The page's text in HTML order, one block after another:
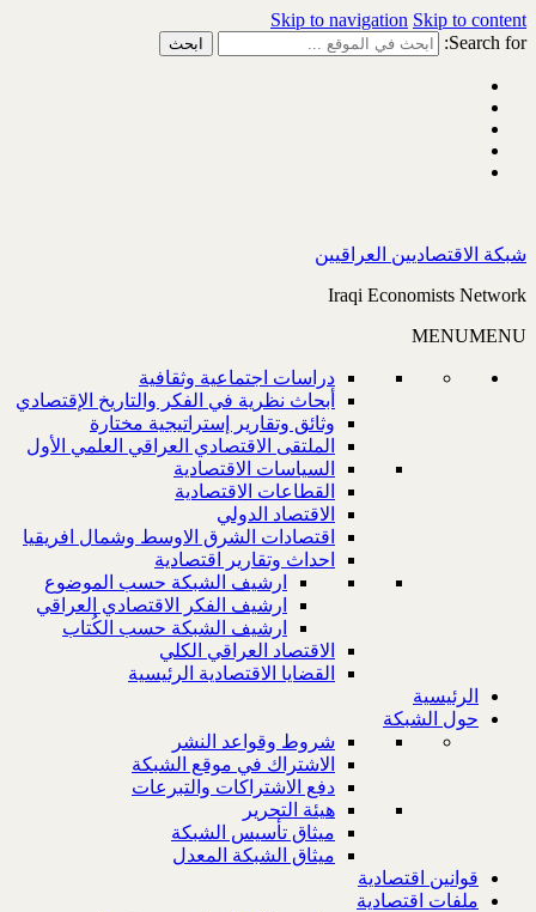
Skip to navigation Skip to content
Search for:
شبكة الاقتصاديين العراقيين
Iraqi Economists Network
MENUMENU
دراسات اجتماعية وثقافية
أبحاث نظرية في الفكر والتاريخ الإقتصادي
وثائق وتقارير إستراتيجية مختارة
الملتقى الاقتصادي العراقي العلمي الأول
السياسات الاقتصادية
القطاعات الاقتصادية
الاقتصاد الدولي
اقتصادات الشرق الاوسط وشمال افريقيا
احداث وتقارير اقتصادية
ارشيف الشبكة حسب الموضوع
ارشيف الفكر الاقتصادي العراقي
ارشيف الشبكة حسب الكُتاب
الاقتصاد العراقي الكلي
القضايا الاقتصادية الرئيسية
الرئيسية
حول الشبكة
شروط وقواعد النشر
الاشتراك في موقع الشبكة
دفع الاشتراكات والتبرعات
هيئة التحرير
ميثاق تأسيس الشبكة
ميثاق الشبكة المعدل
قوانين اقتصادية
ملفات اقتصادية